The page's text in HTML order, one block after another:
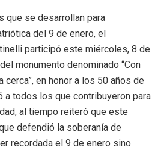
que se desarrollan para
del 9 de enero, el
participó este miércoles, 8 de
monumento denominado “Con
cerca”, en honor a los 50 años de
todos los que contribuyeron para
al tiempo reiteró que este
defendió la soberanía de
recordada el 9 de enero sino